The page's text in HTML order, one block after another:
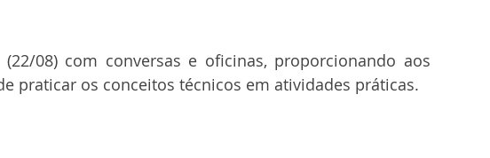
08) com conversas e oficinas, proporcionando aos
praticar os conceitos técnicos em atividades práticas.